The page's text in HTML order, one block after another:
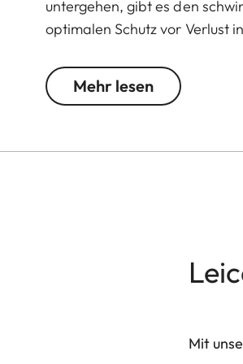
untergehen, gibt es den
optimalen Schutz vor Verlust
Mehr lesen
Mit